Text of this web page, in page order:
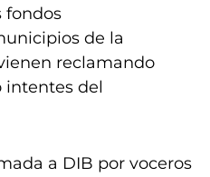
fondos
de la
reclamando
intentes del
a DIB por voceros